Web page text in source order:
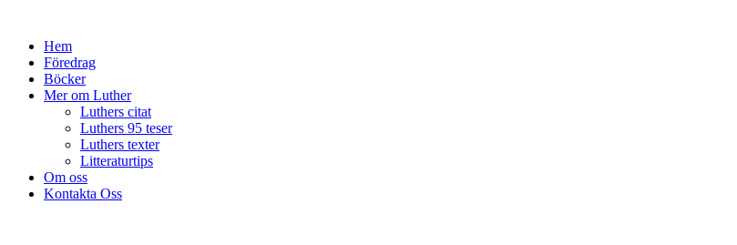
innehållHem
Föredrag
Böcker
Mer om Luther
Luthers citat
Luthers 95 teser
Luthers texter
Litteraturtips
Om oss
Kontakta Oss